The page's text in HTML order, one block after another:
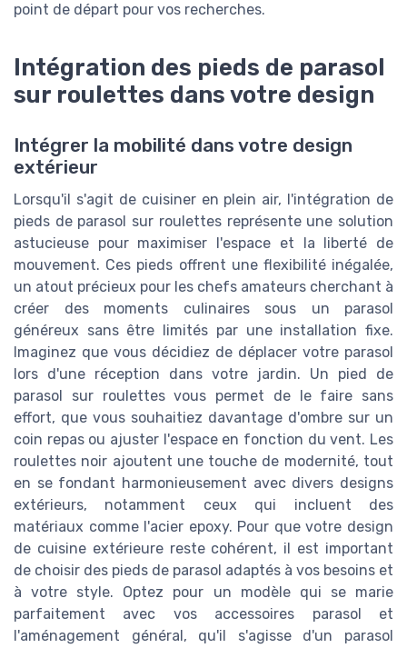
point de départ pour vos recherches.
Intégration des pieds de parasol
sur roulettes dans votre design
Intégrer la mobilité dans votre design
extérieur
Lorsqu'il s'agit de cuisiner en plein air, l'intégration de
pieds de parasol sur roulettes représente une solution
astucieuse pour maximiser l'espace et la liberté de
mouvement. Ces pieds offrent une flexibilité inégalée,
un atout précieux pour les chefs amateurs cherchant à
créer des moments culinaires sous un parasol
généreux sans être limités par une installation fixe.
Imaginez que vous décidiez de déplacer votre parasol
lors d'une réception dans votre jardin. Un pied de
parasol sur roulettes vous permet de le faire sans
effort, que vous souhaitiez davantage d'ombre sur un
coin repas ou ajuster l'espace en fonction du vent. Les
roulettes noir ajoutent une touche de modernité, tout
en se fondant harmonieusement avec divers designs
extérieurs, notamment ceux qui incluent des
matériaux comme l'acier epoxy. Pour que votre design
de cuisine extérieure reste cohérent, il est important
de choisir des pieds de parasol adaptés à vos besoins et
à votre style. Optez pour un modèle qui se marie
parfaitement avec vos accessoires parasol et
l'aménagement général, qu'il s'agisse d'un parasol